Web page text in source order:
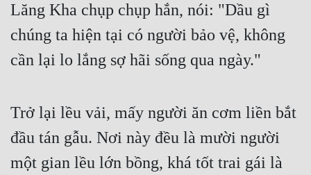
Lăng Kha chụp chụp hắn, nói: "Dầu gì
chúng ta hiện tại có người bảo vệ, không
cần lại lo lắng sợ hãi sống qua ngày."
Trở lại lều vải, mấy người ăn cơm liền bắt
đầu tán gẫu. Nơi này đều là mười người
một gian lều lớn bồng, khá tốt trai gái là